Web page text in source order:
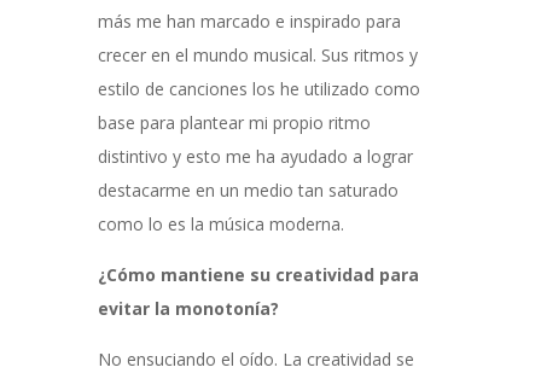
más me han marcado e inspirado para
crecer en el mundo musical. Sus ritmos y
estilo de canciones los he utilizado como
base para plantear mi propio ritmo
distintivo y esto me ha ayudado a lograr
destacarme en un medio tan saturado
como lo es la música moderna.
¿Cómo mantiene su creatividad para
evitar la monotonía?
No ensuciando el oído. La creatividad se